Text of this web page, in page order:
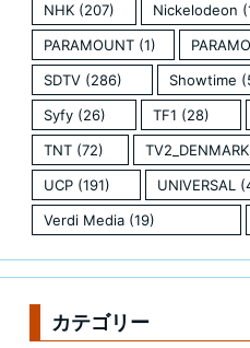
NHK (207) Nickelodeon
PARAMOUNT (1)
SDTV (286) Showtime
Syfy (26) TF1 (28)
TNT (72) TV2_DENMARK
UCP (191) UNIVERSAL
Verdi Media (19)
カテゴリー